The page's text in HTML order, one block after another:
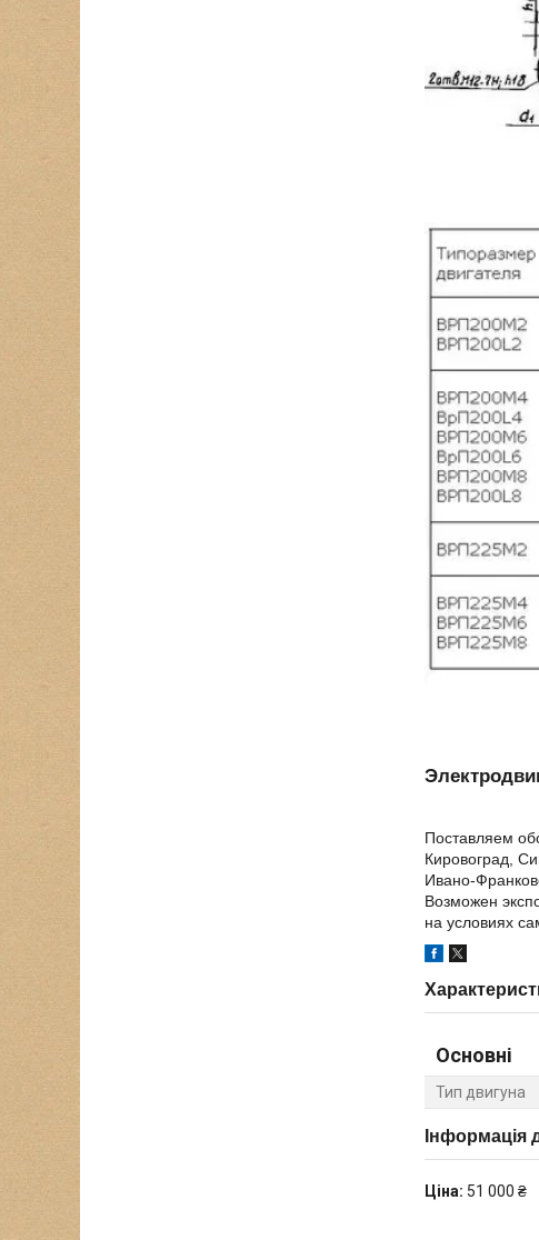
Поставляем
Кировоград,
Ивано-
Возможен
на условиях
Основні
Тип двигуна
Інформація
Ціна: 51 000 ₴